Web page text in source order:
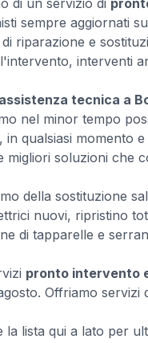
di un servizio di
sempre aggiornati
riparazione e
interventi
assistenza tecnica a
nel minor tempo
in qualsiasi momento
migliori soluzioni che
della sostituzione
nuovi, ripristino
di tapparelle e
pronto intervento
Offriamo servizi
la lista qui a lato per